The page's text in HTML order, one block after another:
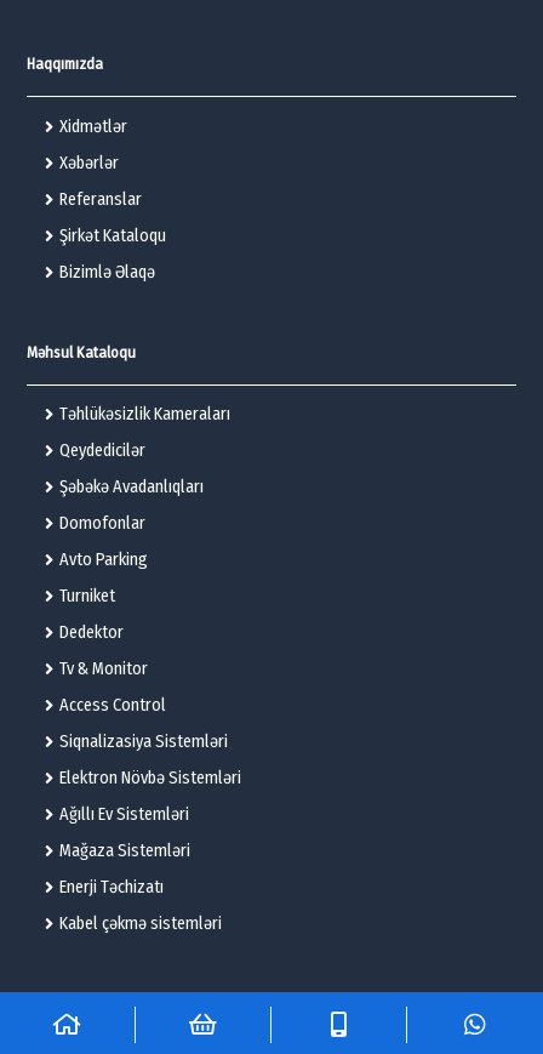
Haqqımızda
Xidmətlər
Xəbərlər
Referanslar
Şirkət Kataloqu
Bizimlə Əlaqə
Məhsul Kataloqu
Təhlükəsizlik Kameraları
Qeydedicilər
Şəbəkə Avadanlıqları
Domofonlar
Avto Parking
Turniket
Dedektor
Tv & Monitor
Access Control
Siqnalizasiya Sistemləri
Elektron Növbə Sistemləri
Ağıllı Ev Sistemləri
Mağaza Sistemləri
Enerji Təchizatı
Kabel çəkmə sistemləri
© 2025 – Flame Technologies